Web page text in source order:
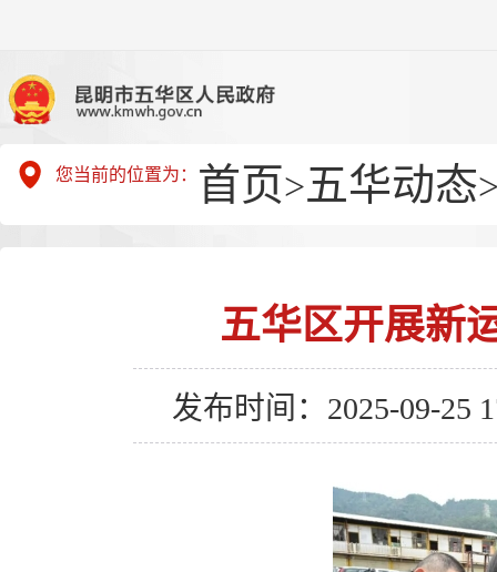
您当前的位置为： 首页>五华动态
五华区开展新
发布时间：2025-09-25